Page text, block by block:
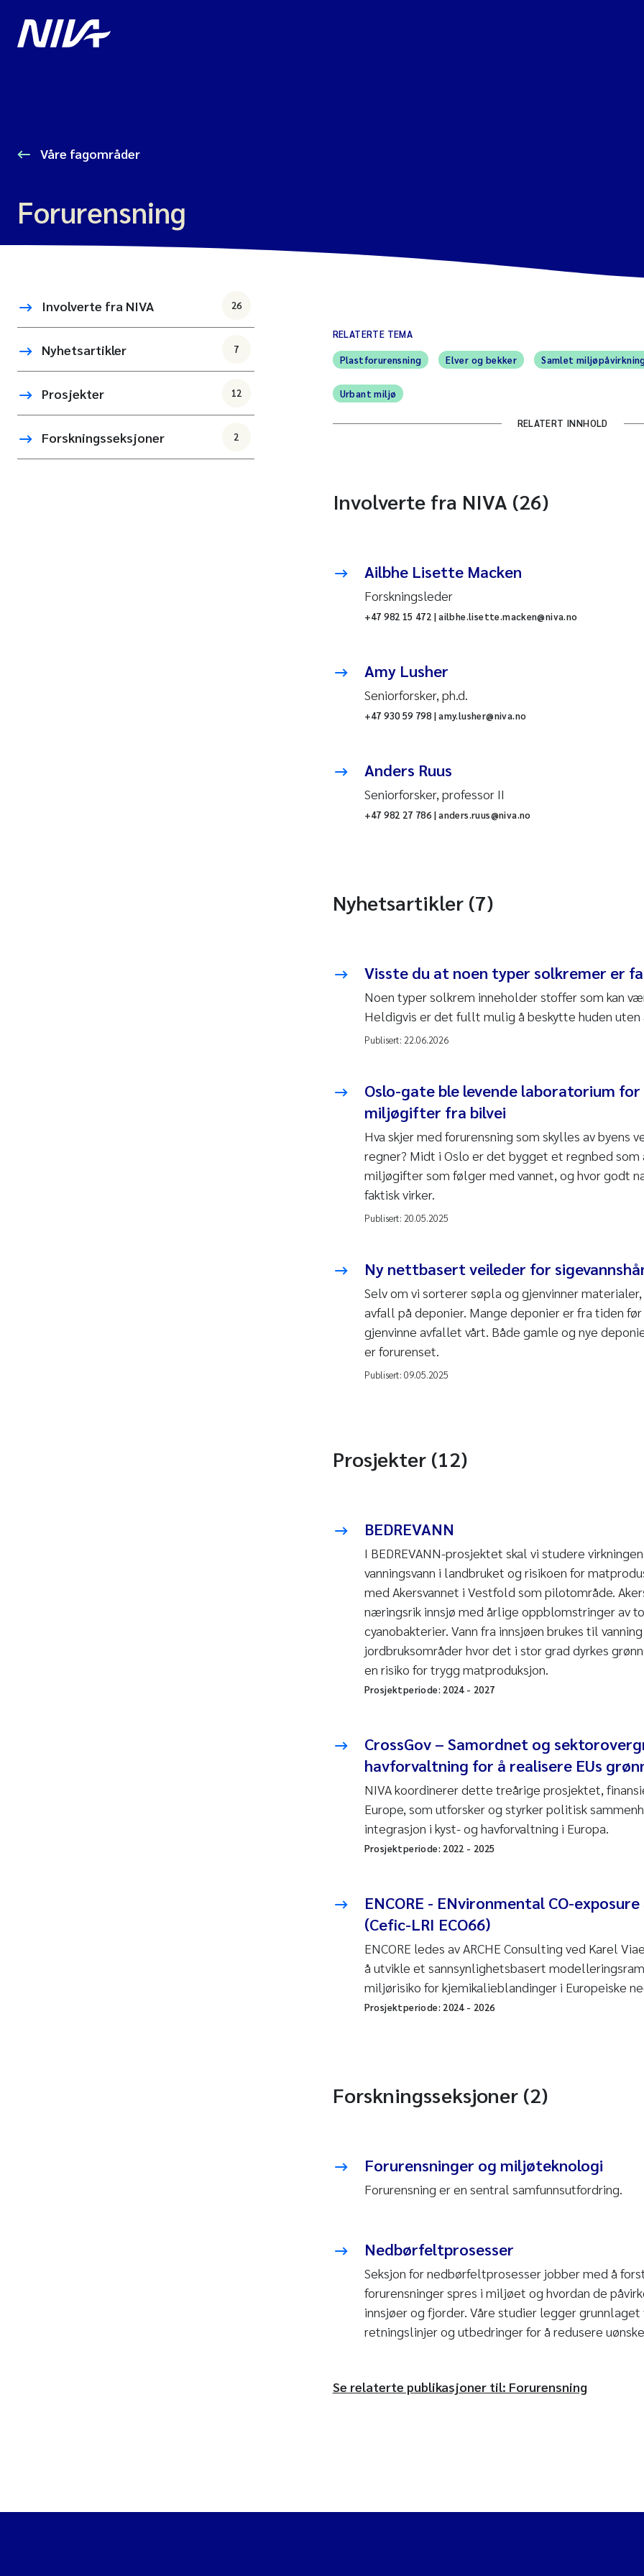
Våre fagområder
Forurensning
Involverte fra NIVA 26
Nyhetsartikler 7
Prosjekter 12
Forskningsseksjoner 2
RELATERTE TEMA
Plastforurensning Elver og bekker Samlet
Urbant miljø
RELATERT INNHOLD
Involverte fra NIVA (26)
Ailbhe Lisette Macken
Forskningsleder
+47 982 15 472 | ailbhe.lisette.macken@niva.no
Amy Lusher
Seniorforsker, ph.d.
+47 930 59 798 | amy.lusher@niva.no
Anders Ruus
Seniorforsker, professor II
+47 982 27 786 | anders.ruus@niva.no
Nyhetsartikler (7)
Visste du at noen typer sol­kremer er
Noen typer solkrem inneholder stoffer som kan
Heldigvis er det fullt mulig å beskytte huden uten
Publisert: 22.06.2026
Oslo-gate ble levende laboratorium for
miljøgifter fra bilvei
Hva skjer med forurensning som skylles av byens
regner? Midt i Oslo er det bygget et regnbed som
miljøgifter som følger med vannet, og hvor godt
faktisk virker.
Publisert: 20.05.2025
Ny nettbasert veileder for
Selv om vi sorterer søpla og gjenvinner
avfall på deponier. Mange deponier er fra tiden
gjenvinne avfallet vårt. Både gamle og nye
er forurenset.
Publisert: 09.05.2025
Prosjekter (12)
BEDREVANN
I BEDREVANN-prosjektet skal vi studere
vanningsvann i landbruket og risikoen for
med Akersvannet i Vestfold som pilotområde.
næringsrik innsjø med årlige oppblomstringer av
cyanobakterier. Vann fra innsjøen brukes til
jordbruksområder hvor det i stor grad dyrkes
en risiko for trygg matproduksjon.
Prosjektperiode: 2024- 2027
CrossGov – Samordnet og
havforvaltning for å realisere EUs
NIVA koordinerer dette treårige prosjektet,
Europe, som utforsker og styrker politisk
integrasjon i kyst- og havforvaltning i Europa.
Prosjektperiode: 2022 - 2025
ENCORE - ENvironmental CO-
(Cefic-LRI ECO66)
ENCORE ledes av ARCHE Consulting ved Karel
å utvikle et sannsynlighetsbasert
miljørisiko for kjemikalieblandinger i Europeiske
Prosjektperiode: 2024- 2026
Forskningsseksjoner (2)
Forurensninger og miljøteknologi
Forurensning er en sentral samfunnsutfordring.
Nedbørfeltprosesser
Seksjon for nedbørfeltprosesser jobber med å
forurensninger spres i miljøet og hvordan de
innsjøer og fjorder. Våre studier legger
retningslinjer og utbedringer for å redusere
Se relaterte publikasjoner til: Forurensning